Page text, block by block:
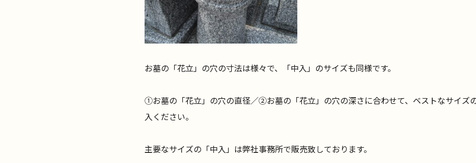
お墓の「花立」の穴の寸法は様々で、「中入」のサイズも同様です。
①お墓の「花立」の穴の直径／②お墓の「花立」の穴の深さに合わせて、ベストなサイズ
入ください。
主要なサイズの「中入」は弊社事務所で販売致しております。